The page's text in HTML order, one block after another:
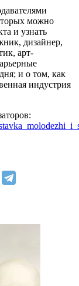
можно
и узнать
дизайнер,
арт-
и о том, как
индустрия